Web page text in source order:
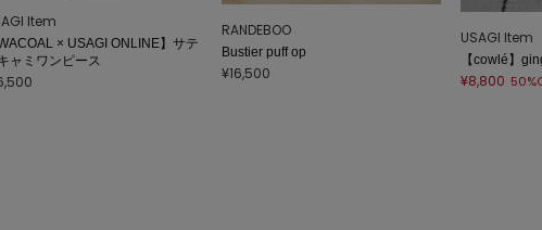
Item
WACOAL × USAGI ONLINE】サテ
ャミワンピース
RANDEBOO
Bustier puff op
¥16,500
USAGI Item
【cowlé】
¥8,800